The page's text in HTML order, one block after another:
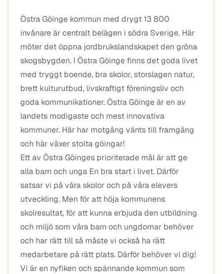
Östra Göinge kommun med drygt 13 800
invånare är centralt belägen i södra Sverige. Här
möter det öppna jordbrukslandskapet den gröna
skogsbygden. I Östra Göinge finns det goda livet
med tryggt boende, bra skolor, storslagen natur,
brett kulturutbud, livskraftigt föreningsliv och
goda kommunikationer. Östra Göinge är en av
landets modigaste och mest innovativa
kommuner. Här har motgång vänts till framgång
och här växer stolta göingar!
Ett av Östra Göinges prioriterade mål är att ge
alla barn och unga En bra start i livet. Därför
satsar vi på våra skolor och på våra elevers
utveckling. Men för att höja kommunens
skolresultat, för att kunna erbjuda den utbildning
och miljö som våra barn och ungdomar behöver
och har rätt till så måste vi också ha rätt
medarbetare på rätt plats. Därför behöver vi dig!
Vi är en nyfiken och spännande kommun som